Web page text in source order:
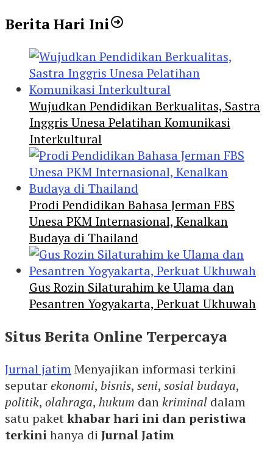
Berita Hari Ini
Wujudkan Pendidikan Berkualitas, Sastra
Inggris Unesa Pelatihan Komunikasi
Interkultural
Prodi Pendidikan Bahasa Jerman FBS
Unesa PKM Internasional, Kenalkan
Budaya di Thailand
Gus Rozin Silaturahim ke Ulama dan
Pesantren Yogyakarta, Perkuat Ukhuwah
Situs Berita Online Terpercaya
Jurnal jatimMenyajikan informasi terkini
seputarekonomi, bisnis, seni, sosial budaya,
politik, olahraga, hukum dankriminal dalam
satu paketkhabar hari ini dan peristiwa
terkinihanya di Jurnal Jatim